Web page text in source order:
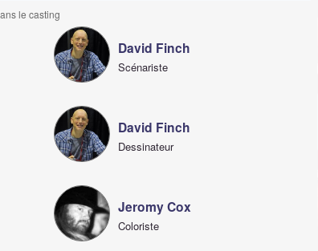
le casting
David Finch
Scénariste
David Finch
Dessinateur
Jeromy Cox
Coloriste